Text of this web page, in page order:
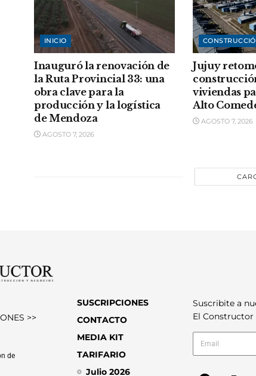
INICIO
Inauguró la renovación de
la Ruta Provincial 33: una
obra clave para la
producción y la logística
de Mendoza
AGOSTO 7, 2026
Jujuy
viviendas
Alto
AGOSTO 7, 2026
>>
de
SUSCRIPCIONES
CONTACTO
MEDIA KIT
TARIFARIO
Julio 2026
Suscribite a
El Constructor